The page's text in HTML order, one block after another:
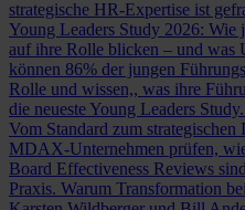
strategische HR-Expertise ist
Young Leaders Study 2026: Wie
auf ihre Rolle blicken – und was
können 86% der jungen
Rolle und wissen,, was ihre
die neueste Young Leaders Study.
Vom Standard zum strategischen
MDAX-Unternehmen prüfen,
Board Effectiveness Reviews
Praxis. Warum Transformation